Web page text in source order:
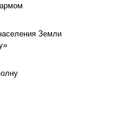
Земли